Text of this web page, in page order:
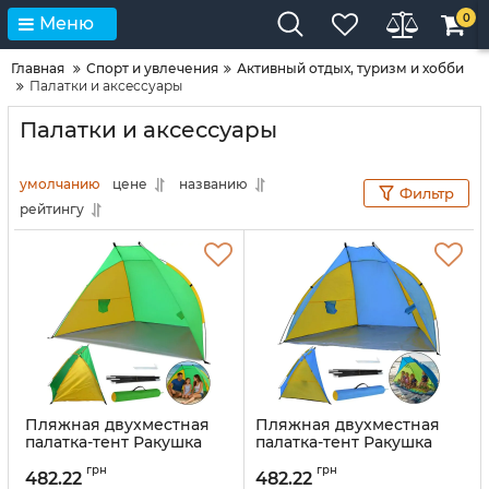
Меню 0
Главная Спорт и увлечения
Активный отдых, туризм и хобби
Палатки и аксессуары
Палатки и аксессуары
умолчанию цене
названию
рейтингу
Фильтр
Пляжная двухместная
палатка-тент Ракушка
Зеленая 210×120×105 см
482.22 грн
Пляжная двухместная
палатка-тент Ракушка
Синяя 210×120×105 см
482.22 грн